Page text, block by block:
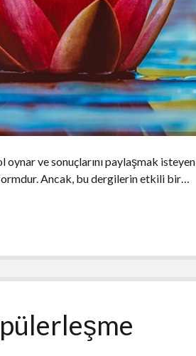
ve sonuçlarını paylaşmak isteyen
Ancak, bu dergilerin etkili bir…